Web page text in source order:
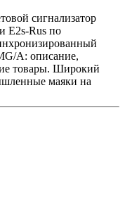
сигнализатор
E2s-Rus по
A: описание,
товары. Широкий
маяки на